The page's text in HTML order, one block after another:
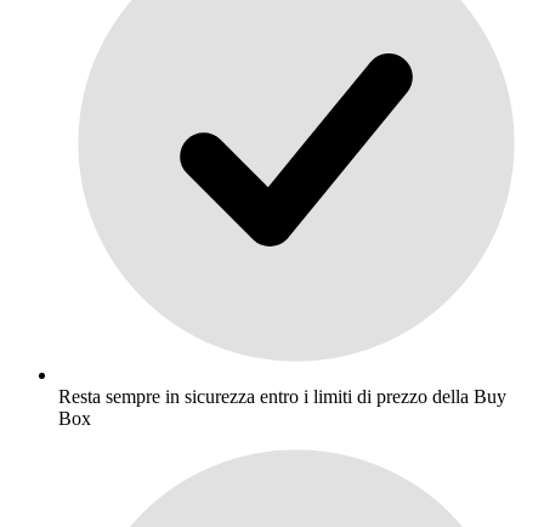
Resta sempre in sicurezza entro i limiti di prezzo della Buy
Box